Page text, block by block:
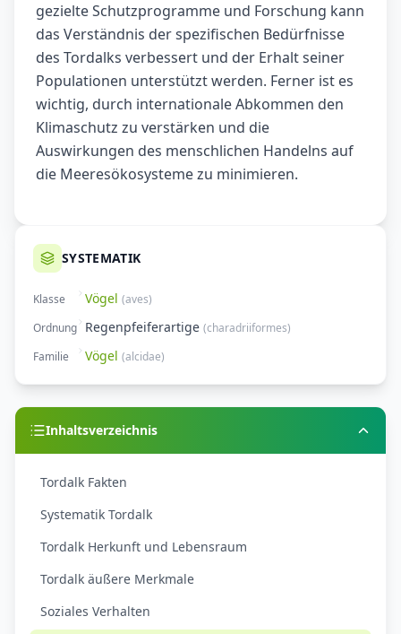
gezielte Schutzprogramme und Forschung kann
das Verständnis der spezifischen Bedürfnisse
des Tordalks verbessert und der Erhalt seiner
Populationen unterstützt werden. Ferner ist es
wichtig, durch internationale Abkommen den
Klimaschutz zu verstärken und die
Auswirkungen des menschlichen Handelns auf
die Meeresökosysteme zu minimieren.
SYSTEMATIK
Klasse Vögel (aves)
Ordnung Regenpfeiferartige (charadriiformes)
Familie
Vögel (alcidae)
Inhaltsverzeichnis
Tordalk Fakten
Systematik Tordalk
Tordalk Herkunft und Lebensraum
Tordalk äußere Merkmale
Soziales Verhalten